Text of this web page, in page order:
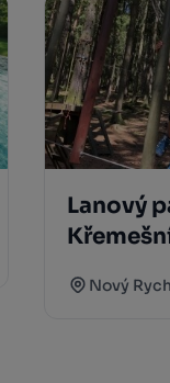
Lanový
Nový